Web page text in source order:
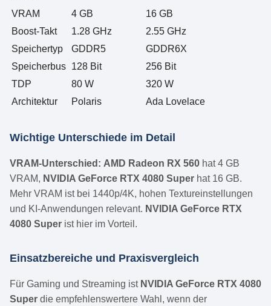
VRAM 4 GB
16 GB
Boost-Takt
1.28 GHz
2.55 GHz
Speichertyp
GDDR5
GDDR6X
Speicherbus 128 Bit
256 Bit
TDP
80 W
320 W
Architektur
Polaris Ada Lovelace
Wichtige Unterschiede im Detail
VRAM-Unterschied: AMD Radeon RX 560 hat 4 GB
VRAM, NVIDIA GeForce RTX 4080 Super hat 16 GB.
Mehr VRAM ist bei 1440p/4K, hohen Textureinstellungen
und KI-Anwendungen relevant. NVIDIA GeForce RTX
4080 Super ist hier im Vorteil.
Einsatzbereiche und Praxisvergleich
Für Gaming und Streaming ist NVIDIA GeForce RTX 4080
Super die empfehlenswertere Wahl, wenn der